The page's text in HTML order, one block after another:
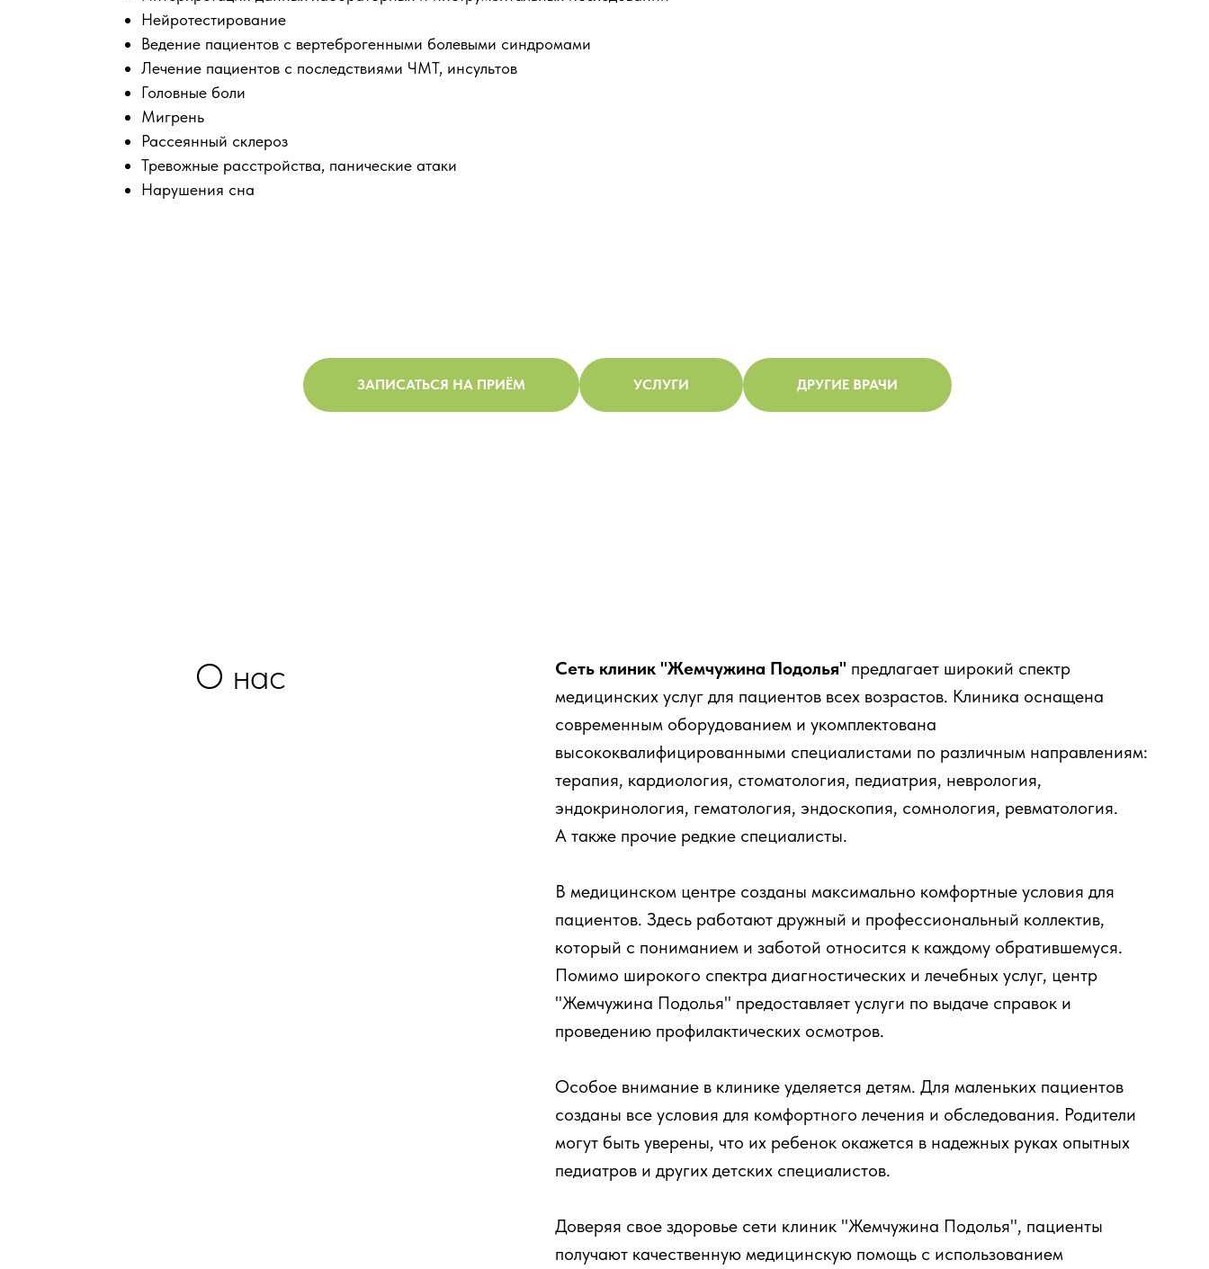
Нейротестирование
Ведение пациентов с вертеброгенными болевыми синдромами
Лечение пациентов с последствиями ЧМТ, инсультов
Головные боли
Мигрень
Рассеянный склероз
Тревожные расстройства, панические атаки
Нарушения сна
ЗАПИСАТЬСЯ НА ПРИЁМ УСЛУГИ ДРУГИЕ ВРАЧИ
О нас Сеть клиник "Жемчужина Подолья" предлагает широкий спектр
медицинских услуг для пациентов всех возрастов. Клиника оснащена
современным оборудованием и укомплектована
высококвалифицированными специалистами по различным направлениям:
терапия, кардиология, стоматология, педиатрия, неврология,
эндокринология, гематология, эндоскопия, сомнология, ревматология.
А также прочие редкие специалисты.
В медицинском центре созданы максимально комфортные условия для
пациентов. Здесь работают дружный и профессиональный коллектив,
который с пониманием и заботой относится к каждому обратившемуся.
Помимо широкого спектра диагностических и лечебных услуг, центр
"Жемчужина Подолья" предоставляет услуги по выдаче справок и
проведению профилактических осмотров.
Особое внимание в клинике уделяется детям. Для маленьких пациентов
созданы все условия для комфортного лечения и обследования. Родители
могут быть уверены, что их ребенок окажется в надежных руках опытных
педиатров и других детских специалистов.
Доверяя свое здоровье сети клиник "Жемчужина Подолья", пациенты
получают качественную медицинскую помощь с использованием